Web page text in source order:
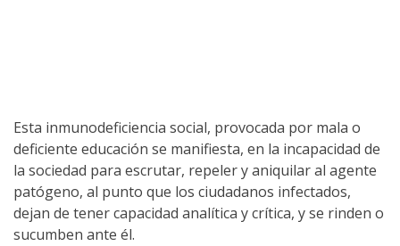
Esta inmunodeficiencia social, provocada por mala o
deficiente educación se manifiesta, en la incapacidad de
la sociedad para escrutar, repeler y aniquilar al agente
patógeno, al punto que los ciudadanos infectados,
dejan de tener capacidad analítica y crítica, y se rinden o
sucumben ante él.